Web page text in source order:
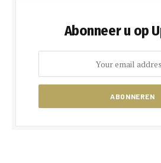
Abonneer u op